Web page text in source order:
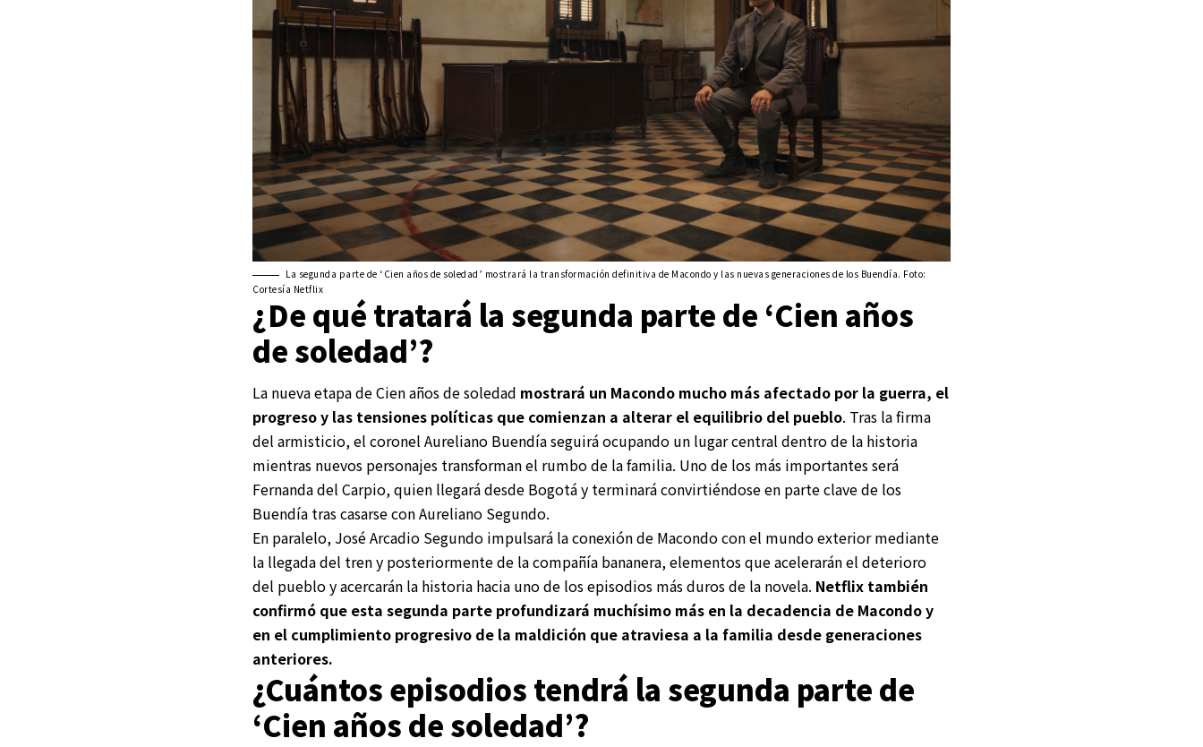
La segunda parte de ‘Cien años de soledad’ mostrará la transformación definitiva de Macondo y las nuevas generaciones de los Buendía. Foto:
Cortesía Netflix
¿De qué tratará la segunda parte de ‘Cien años
de soledad’?
La nueva etapa de Cien años de soledad mostrará un Macondo mucho más afectado por la guerra, el
progreso y las tensiones políticas que comienzan a alterar el equilibrio del pueblo. Tras la firma
del armisticio, el coronel Aureliano Buendía seguirá ocupando un lugar central dentro de la historia
mientras nuevos personajes transforman el rumbo de la familia. Uno de los más importantes será
Fernanda del Carpio, quien llegará desde Bogotá y terminará convirtiéndose en parte clave de los
Buendía tras casarse con Aureliano Segundo.
En paralelo, José Arcadio Segundo impulsará la conexión de Macondo con el mundo exterior mediante
la llegada del tren y posteriormente de la compañía bananera, elementos que acelerarán el deterioro
del pueblo y acercarán la historia hacia uno de los episodios más duros de la novela. Netflix también
confirmó que esta segunda parte profundizará muchísimo más en la decadencia de Macondo y
en el cumplimiento progresivo de la maldición que atraviesa a la familia desde generaciones
anteriores.
¿Cuántos episodios tendrá la segunda parte de
‘Cien años de soledad’?